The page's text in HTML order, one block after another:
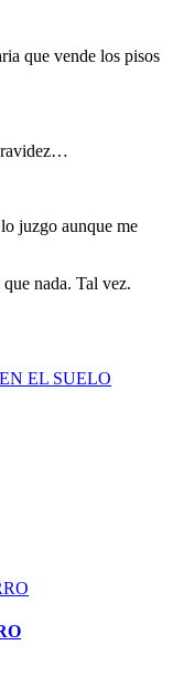
que vende los pisos
juzgo aunque me
nada. Tal vez.
EL SUELO